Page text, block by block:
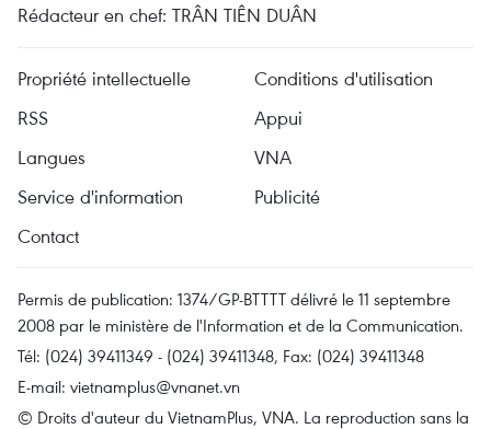
Rédacteur en chef: TRÂN TIÊN DUÂN
Propriété intellectuelle
Conditions d'utilisation
RSS
Appui
Langues
VNA
Service d'information
Publicité
Contact
Permis de publication: 1374/GP-BTTTT délivré le 11 septembre
2008 par le ministère de l'Information et de la Communication.
Tél: (024) 39411349 - (024) 39411348, Fax: (024) 39411348
E-mail: vietnamplus@vnanet.vn
© Droits d'auteur du VietnamPlus, VNA. La reproduction sans la